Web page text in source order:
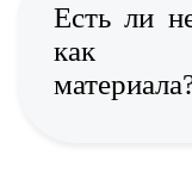
Есть ли
как